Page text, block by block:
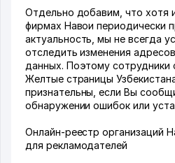
Отдельно добавим, что хотя
фирмах Навои периодически
актуальность, мы не всегда
отследить изменения
данных. Поэтому сотрудники
Желтые страницы
признательны, если Вы
обнаружении ошибок или
Онлайн-реестр организаций
для рекламодателей